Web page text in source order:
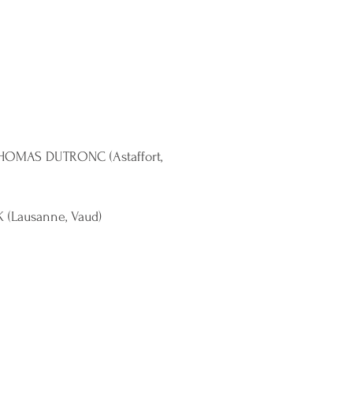
DUTRONC (Astaffort,
Vaud)